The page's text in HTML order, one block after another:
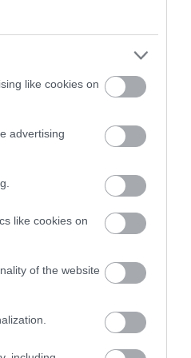
like cookies on
advertising
like cookies on
of the website
(3) Arleen
(2)
Arthur
Arturo Di
Garfunkel
Ascher
Aubrey
Audrey
Aurelianus
Pascal
professzora
isenheimi
olvasás
bálna
Chorus Line
mandarin